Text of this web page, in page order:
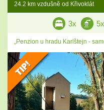
24.2 km vzdušně od Křivoklát
3x 5x
„Penzion u hradu Karlštejn -